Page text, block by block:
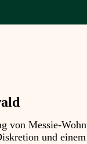
von Messie-
und